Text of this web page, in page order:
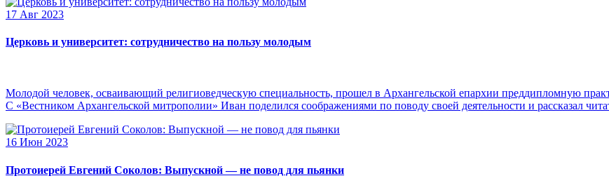
17 Авг 2023
Церковь и университет: сотрудничество на пользу молодым
Молодой человек, осваивающий религиоведческую специальность, прошел в Архангельской епархии преддипломную
С «Вестником Архангельской митрополии» Иван поделился соображениями по поводу своей деятельности и рассказал
16 Июн 2023
Протоиерей Евгений Соколов: Выпускной — не повод для пьянки